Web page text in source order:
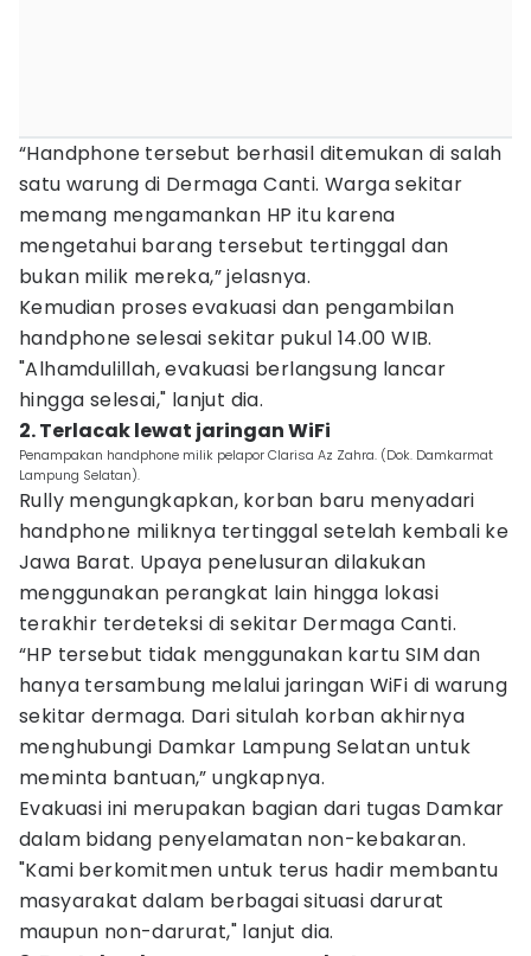
“Handphone tersebut berhasil ditemukan di salah
satu warung di Dermaga Canti. Warga sekitar
memang mengamankan HP itu karena
mengetahui barang tersebut tertinggal dan
bukan milik mereka,” jelasnya.
Kemudian proses evakuasi dan pengambilan
handphone selesai sekitar pukul 14.00 WIB.
"Alhamdulillah, evakuasi berlangsung lancar
hingga selesai," lanjut dia.
2. Terlacak lewat jaringan WiFi
Penampakan handphone milik pelapor Clarisa Az Zahra. (Dok. Damkarmat
Lampung Selatan).
Rully mengungkapkan, korban baru menyadari
handphone miliknya tertinggal setelah kembali ke
Jawa Barat. Upaya penelusuran dilakukan
menggunakan perangkat lain hingga lokasi
terakhir terdeteksi di sekitar Dermaga Canti.
“HP tersebut tidak menggunakan kartu SIM dan
hanya tersambung melalui jaringan WiFi di warung
sekitar dermaga. Dari situlah korban akhirnya
menghubungi Damkar Lampung Selatan untuk
meminta bantuan,” ungkapnya.
Evakuasi ini merupakan bagian dari tugas Damkar
dalam bidang penyelamatan non-kebakaran.
"Kami berkomitmen untuk terus hadir membantu
masyarakat dalam berbagai situasi darurat
maupun non-darurat," lanjut dia.